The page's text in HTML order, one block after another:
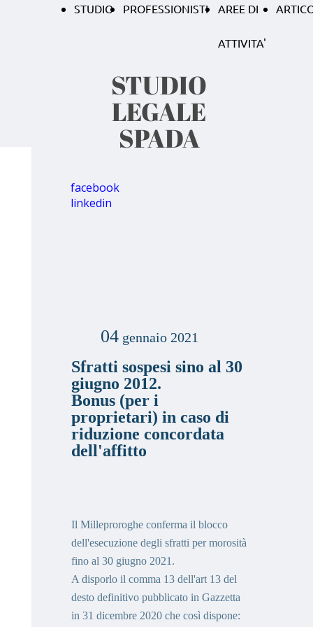
STUDIO PROFESSIONISTI AREE DI
ATTIVITA'
STUDIO
LEGALE
SPADA
facebook
linkedin
04 gennaio 2021
Sfratti sospesi sino al 30
giugno 2012.
Bonus (per i
proprietari) in caso di
riduzione concordata
dell'affitto
Il Milleproroghe conferma il blocco
dell'esecuzione degli sfratti per morosità
fino al 30 giugno 2021.
A disporlo il comma 13 dell'art 13 del
desto definitivo pubblicato in Gazzetta
in 31 dicembre 2020 che così dispone: